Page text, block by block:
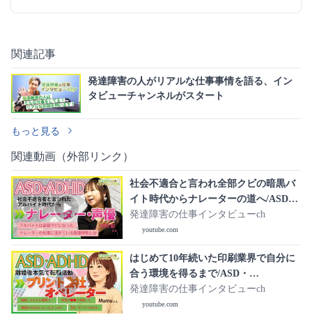
関連記事
発達障害の人がリアルな仕事事情を語る、イン
タビューチャンネルがスタート
もっと見る
関連動画（外部リンク）
社会不適合と言われ全部クビの暗黒バ
イト時代からナレーターの道へ/ASD・
ADHD/中村郁さん
発達障害の仕事インタビューch
youtube.com
はじめて10年続いた印刷業界で自分に
合う環境を得るまで/ASD・
ADHD/Mumuさん
発達障害の仕事インタビューch
youtube.com